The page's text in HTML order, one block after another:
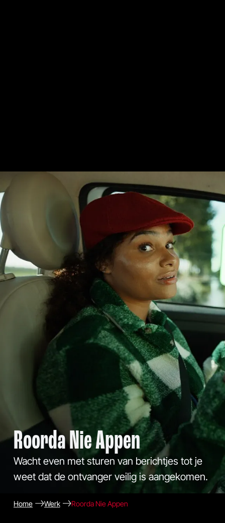
Roorda Nie Appen
Wacht even met sturen van berichtjes tot je
weet dat de ontvanger veilig is aangekomen.
Home Werk Roorda Nie Appen